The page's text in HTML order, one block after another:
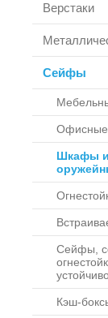
Верстаки
Сейфы
Шкафы
Сейфы,
Кэш-